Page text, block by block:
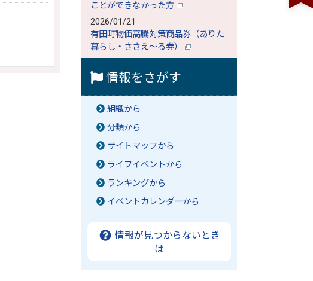
ことができなかった方
2026/01/21
有田町物価高騰対策商品券（ありた
暮らし・ささえ～る券）
情報をさがす
組織から
分類から
サイトマップから
ライフイベントから
ランキングから
イベントカレンダーから
情報が見つからないとき
は